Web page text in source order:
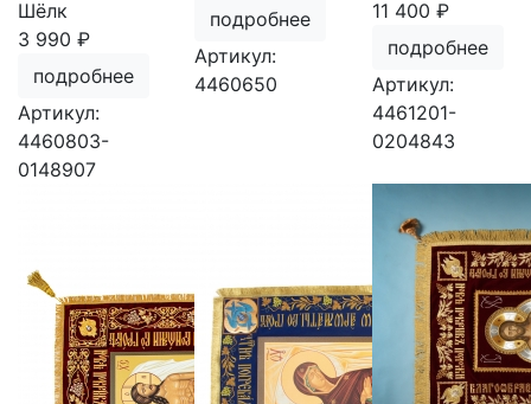
Шёлк
3 990 ₽
подробнее
Артикул:
4460803-
0148907
подробнее
Артикул:
4460650
11 400 ₽
подробнее
Артикул:
4461201-
0204843